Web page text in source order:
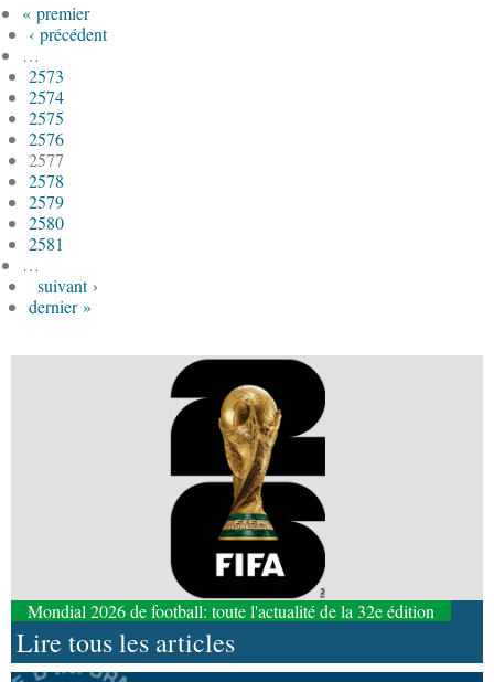
« premier
‹ précédent
…
2573
2574
2575
2576
2577
2578
2579
2580
2581
…
suivant ›
dernier »
Mondial 2026 de football: toute l'actualité de la 32e édition
Lire tous les articles
Afrique-Monde
Éducation catholique : le Scéam
veut bâtir une stratégie africaine à l’horizon 2031
09-08-2026 15:28
Afrique-MondeCrise migratoire : l’UE salue
l’action conjointe du Maroc et de l’Espagne